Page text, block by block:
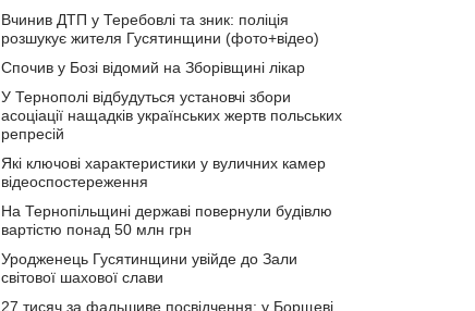
Вчинив ДТП у Теребовлі та зник: поліція
розшукує жителя Гусятинщини (фото+відео)
Спочив у Бозі відомий на Зборівщині лікар
У Тернополі відбудуться установчі збори
асоціації нащадків українських жертв польських
репресій
Які ключові характеристики у вуличних камер
відеоспостереження
На Тернопільщині державі повернули будівлю
вартістю понад 50 млн грн
Уродженець Гусятинщини увійде до Зали
світової шахової слави
27 тисяч за фальшиве посвідчення: у Борщеві